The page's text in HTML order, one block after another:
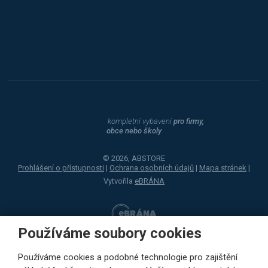
Používáme soubory cookies
Používáme cookies a podobné technologie pro zajištění
kompletní vybavenípro firmy,
obce nebo školy
© 2026, ABSTORE
Prohlášení o přístupnosti | Ochrana osobních údajů | Mapa stránek |
Vytvořila eBRÁNA